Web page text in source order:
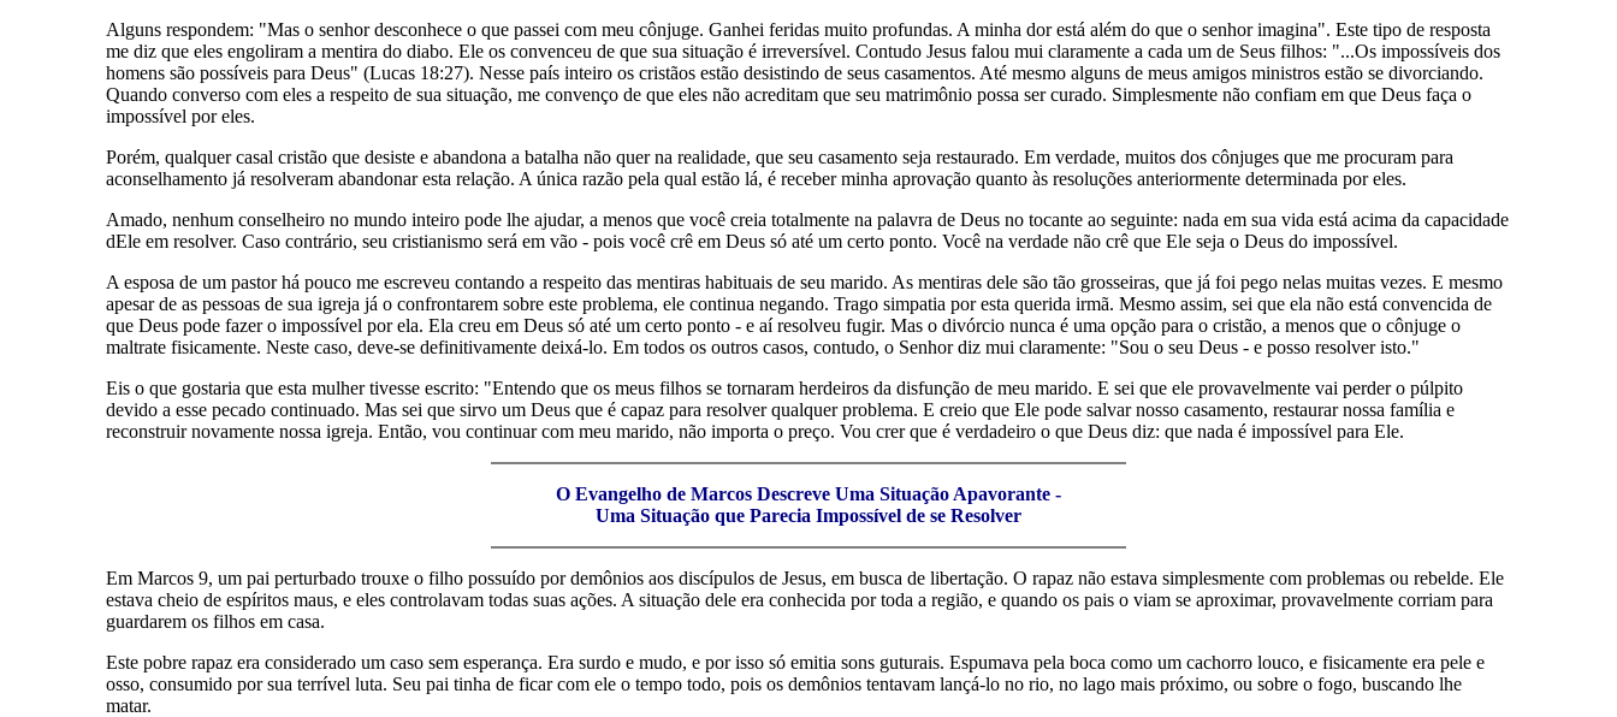
Alguns respondem: "Mas o senhor desconhece o que passei com meu cônjuge. Ganhei feridas muito profundas. A minha dor está além do que o senhor imagina". Este tipo de resposta
me diz que eles engoliram a mentira do diabo. Ele os convenceu de que sua situação é irreversível. Contudo Jesus falou mui claramente a cada um de Seus filhos: "...Os impossíveis dos
homens são possíveis para Deus" (Lucas 18:27). Nesse país inteiro os cristãos estão desistindo de seus casamentos. Até mesmo alguns de meus amigos ministros estão se divorciando.
Quando converso com eles a respeito de sua situação, me convenço de que eles não acreditam que seu matrimônio possa ser curado. Simplesmente não confiam em que Deus faça o
impossível por eles.
Porém, qualquer casal cristão que desiste e abandona a batalha não quer na realidade, que seu casamento seja restaurado. Em verdade, muitos dos cônjuges que me procuram para
aconselhamento já resolveram abandonar esta relação. A única razão pela qual estão lá, é receber minha aprovação quanto às resoluções anteriormente determinada por eles.
Amado, nenhum conselheiro no mundo inteiro pode lhe ajudar, a menos que você creia totalmente na palavra de Deus no tocante ao seguinte: nada em sua vida está acima da capacidade
dEle em resolver. Caso contrário, seu cristianismo será em vão - pois você crê em Deus só até um certo ponto. Você na verdade não crê que Ele seja o Deus do impossível.
A esposa de um pastor há pouco me escreveu contando a respeito das mentiras habituais de seu marido. As mentiras dele são tão grosseiras, que já foi pego nelas muitas vezes. E mesmo
apesar de as pessoas de sua igreja já o confrontarem sobre este problema, ele continua negando. Trago simpatia por esta querida irmã. Mesmo assim, sei que ela não está convencida de
que Deus pode fazer o impossível por ela. Ela creu em Deus só até um certo ponto - e aí resolveu fugir. Mas o divórcio nunca é uma opção para o cristão, a menos que o cônjuge o
maltrate fisicamente. Neste caso, deve-se definitivamente deixá-lo. Em todos os outros casos, contudo, o Senhor diz mui claramente: "Sou o seu Deus - e posso resolver isto."
Eis o que gostaria que esta mulher tivesse escrito: "Entendo que os meus filhos se tornaram herdeiros da disfunção de meu marido. E sei que ele provavelmente vai perder o púlpito
devido a esse pecado continuado. Mas sei que sirvo um Deus que é capaz para resolver qualquer problema. E creio que Ele pode salvar nosso casamento, restaurar nossa família e
reconstruir novamente nossa igreja. Então, vou continuar com meu marido, não importa o preço. Vou crer que é verdadeiro o que Deus diz: que nada é impossível para Ele.
O Evangelho de Marcos Descreve Uma Situação Apavorante -
Uma Situação que Parecia Impossível de se Resolver
Em Marcos 9, um pai perturbado trouxe o filho possuído por demônios aos discípulos de Jesus, em busca de libertação. O rapaz não estava simplesmente com problemas ou rebelde. Ele
estava cheio de espíritos maus, e eles controlavam todas suas ações. A situação dele era conhecida por toda a região, e quando os pais o viam se aproximar, provavelmente corriam para
guardarem os filhos em casa.
Este pobre rapaz era considerado um caso sem esperança. Era surdo e mudo, e por isso só emitia sons guturais. Espumava pela boca como um cachorro louco, e fisicamente era pele e
osso, consumido por sua terrível luta. Seu pai tinha de ficar com ele o tempo todo, pois os demônios tentavam lançá-lo no rio, no lago mais próximo, ou sobre o fogo, buscando lhe
matar.